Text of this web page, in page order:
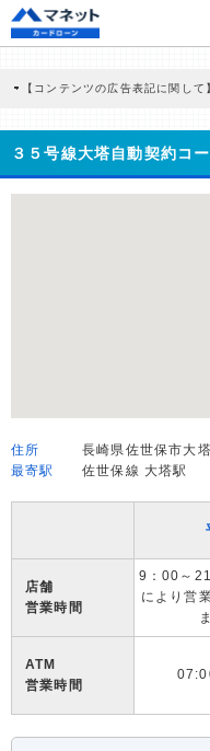
【コンテンツの広告表記に関して
商品を根拠なくPRするものではな
どに基づき、公平性を担保した情
>提携企業一覧
３５号線大塔自動契約コ
住所
長崎県佐世保市大
最寄駅
佐世保線 大塔駅
店舗
営業時間
9：00～
により営
ATM
営業時間